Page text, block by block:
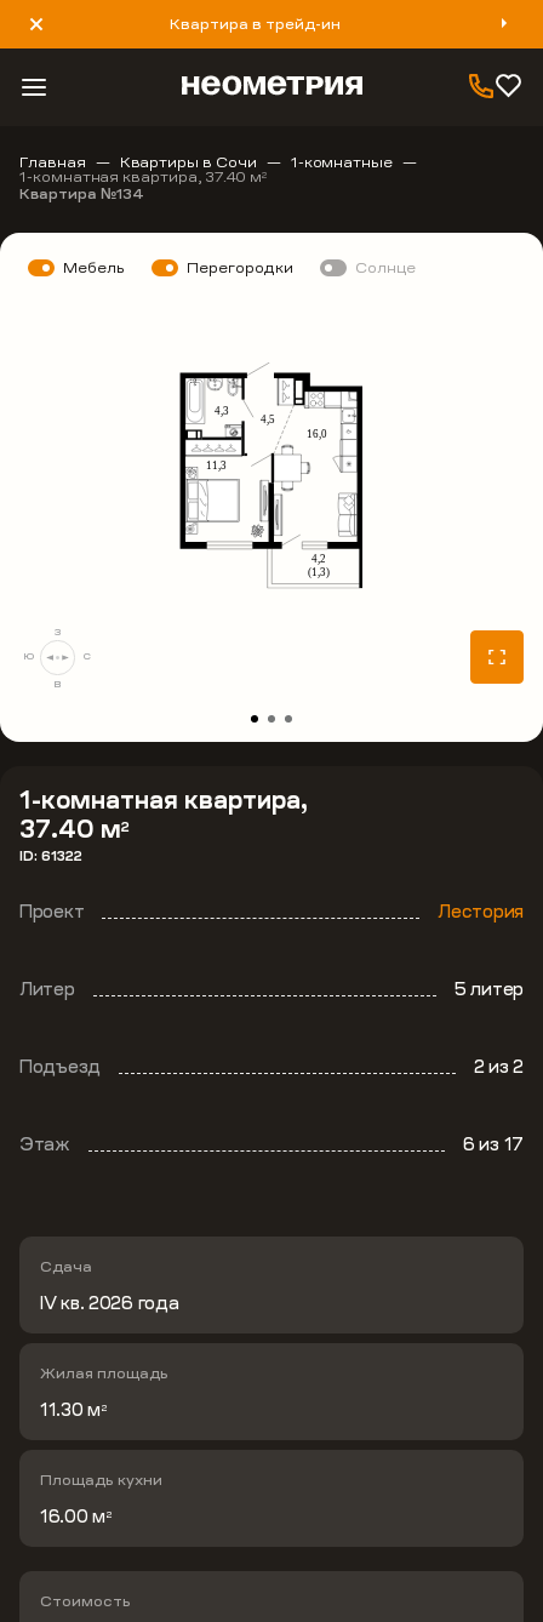
Квартира в трейд-ин
8 800 777 40 93
Главная Квартиры в Сочи 1-комнатные
1-комнатная квартира, 37.40 м2
Квартира №134
1-комнатная квартира,
37.40 м2
ID: 61322
Проект Лестория
Литер 5 литер
Подъезд 2из 2
Этаж 6из 17
Сдача
IV кв. 2026 года
Жилая площадь
11.30 м 2
Площадь кухни
16.00 м 2
Стоимость
Мебель Перегородки Солнце
С
В
Ю
З